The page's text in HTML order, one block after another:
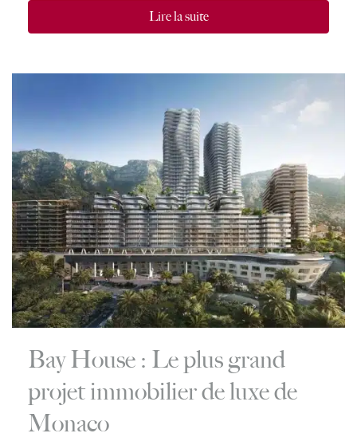
Lire la suite
Bay House : Le plus grand
projet immobilier de luxe de
Monaco